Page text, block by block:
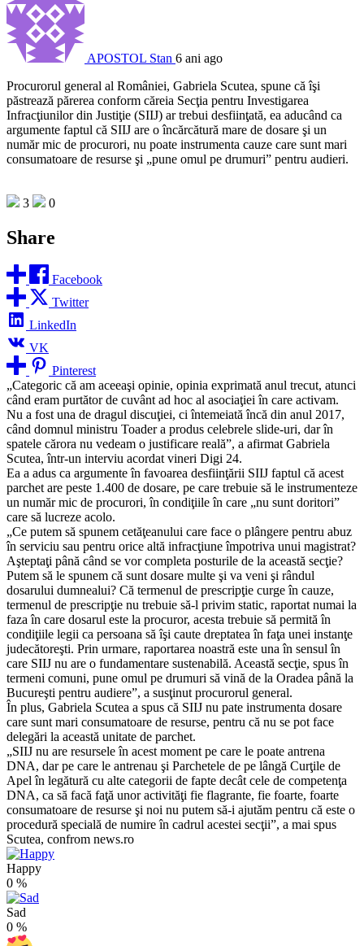
APOSTOL Stan 6 ani ago
Procurorul general al României, Gabriela Scutea, spune că îşi
păstrează părerea conform căreia Secţia pentru Investigarea
Infracţiunilor din Justiţie (SIIJ) ar trebui desfiinţată, ea aducând ca
argumente faptul că SIIJ are o încărcătură mare de dosare şi un
număr mic de procurori, nu poate instrumenta cauze care sunt mari
consumatoare de resurse şi „pune omul pe drumuri” pentru audieri.
3 0
Share
Facebook
Twitter
LinkedIn
VK
Pinterest
„Categoric că am aceeaşi opinie, opinia exprimată anul trecut, atunci
când eram purtător de cuvânt ad hoc al asociaţiei în care activam.
Nu a fost una de dragul discuţiei, ci întemeiată încă din anul 2017,
când domnul ministru Toader a produs celebrele slide-uri, dar în
spatele cărora nu vedeam o justificare reală”, a afirmat Gabriela
Scutea, într-un interviu acordat vineri Digi 24.
Ea a adus ca argumente în favoarea desfiinţării SIIJ faptul că acest
parchet are peste 1.400 de dosare, pe care trebuie să le instrumenteze
un număr mic de procurori, în condiţiile în care „nu sunt doritori”
care să lucreze acolo.
„Ce putem să spunem cetăţeanului care face o plângere pentru abuz
în serviciu sau pentru orice altă infracţiune împotriva unui magistrat?
Aşteptaţi până când se vor completa posturile de la această secţie?
Putem să le spunem că sunt dosare multe şi va veni şi rândul
dosarului dumnealui? Că termenul de prescripţie curge în cauze,
termenul de prescripţie nu trebuie să-l privim static, raportat numai la
faza în care dosarul este la procuror, acesta trebuie să permită în
condiţiile legii ca persoana să îşi caute dreptatea în faţa unei instanţe
judecătoreşti. Prin urmare, raportarea noastră este una în sensul în
care SIIJ nu are o fundamentare sustenabilă. Această secţie, spus în
termeni comuni, pune omul pe drumuri să vină de la Oradea până la
Bucureşti pentru audiere”, a susţinut procurorul general.
În plus, Gabriela Scutea a spus că SIIJ nu pate instrumenta dosare
care sunt mari consumatoare de resurse, pentru că nu se pot face
delegări la această unitate de parchet.
„SIIJ nu are resursele în acest moment pe care le poate antrena
DNA, dar pe care le antrenau şi Parchetele de pe lângă Curţile de
Apel în legătură cu alte categorii de fapte decât cele de competenţa
DNA, ca să facă faţă unor activităţi fie flagrante, fie foarte, foarte
consumatoare de resurse şi noi nu putem să-i ajutăm pentru că este o
procedură specială de numire în cadrul acestei secţii”, a mai spus
Scutea, confrom news.ro
Happy
0 %
Sad
0 %